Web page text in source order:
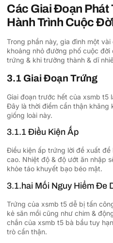
Các Giai Đoạn Phát
Hành Trình Cuộc
Trong phần này, gia đình một
khoảng nhỏ đường phố cuộc đời
trứng & khi trưởng thành & dĩ
3.1 Giai Đoạn Trứng
Giai đoạn trước hết của xsmb t5
Đây là thời điểm cẩn thận khăng
giống loài này.
3.1.1 Điều Kiện Ấp
Điều kiện ấp trứng lời đề xuất để
cao. Nhiệt độ & độ ướt ăn nhập
khỏe táo khuyết bạo béo mật.
3.1.hai Mối Nguy Hiểm Đe
Trứng của xsmb t5 dễ bị tấn
kẻ săn mồi cũng như chim &
chắn của xsmb t5 bà bầu tuy
trò cẩn thận.